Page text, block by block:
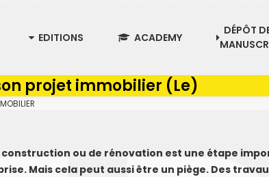
EDITIONS ACADEMY
DÉPÔT
projet immobilier (Le)
construction ou de rénovation est une étape
Mais cela peut aussi être un piège. Des